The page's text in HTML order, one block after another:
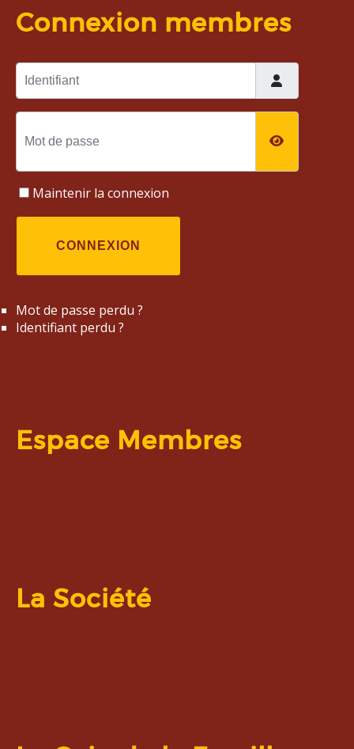
Connexion membres
Identifiant
Mot de passe
Maintenir la connexion
CONNEXION
Mot de passe perdu ?
Identifiant perdu ?
Espace Membres
La Société